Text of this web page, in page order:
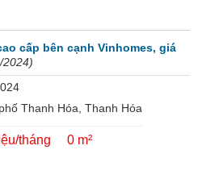
cấp bên cạnh Vinhomes, giá
2024)
Thanh Hóa, Thanh Hóa
tháng 0 m²